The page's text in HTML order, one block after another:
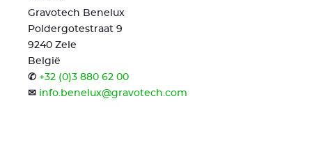
Gravotech Benelux
Poldergotestraat 9
9240 Zele
België
✆ +32 (0)3 880 62 00
✉ info.benelux@gravotech.com